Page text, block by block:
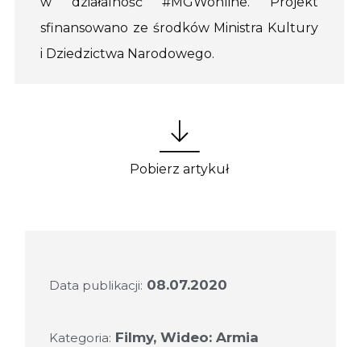
sfinansowano ze środków Ministra Kultury
i Dziedzictwa Narodowego.
Pobierz artykuł
Data publikacji: 08.07.2020
Kategoria: Filmy,Wideo: Armia